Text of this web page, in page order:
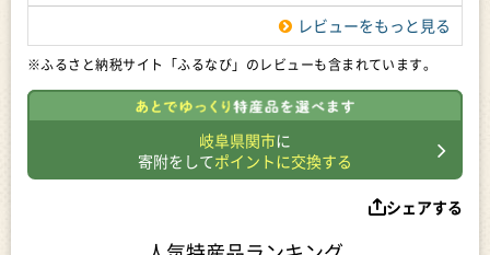
レビューをもっと見る
※ふるさと納税サイト「ふるなび」のレビューも含まれています。
岐阜県関市に
寄附をしてポイントに交換する
シェアする